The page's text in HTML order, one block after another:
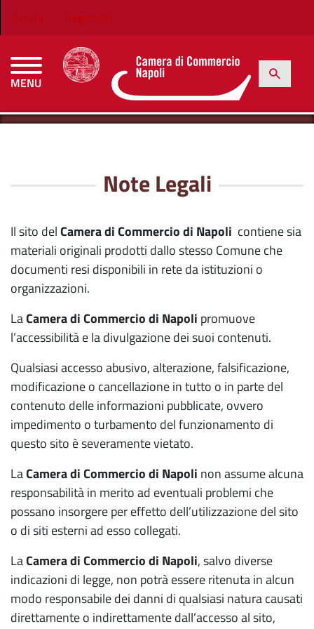
Menu profilo utente
Accedi Registrati
MENU
CAMERE DI COMMERCIO D'ITALIA
Cerca
h
Note Legali
Il sito delCamera di Commercio di Napoli contiene sia
materiali originali prodotti dallo stesso Comune che
documenti resi disponibili in rete da istituzioni o
organizzazioni.
LaCamera di Commercio di Napoli promuove
l’accessibilità e la divulgazione dei suoi contenuti.
Qualsiasi accesso abusivo, alterazione, falsificazione,
modificazione o cancellazione in tutto o in parte del
contenuto delle informazioni pubblicate, ovvero
impedimento o turbamento del funzionamento di
questo sito è severamente vietato.
LaCamera di Commercio di Napoli non assume alcuna
responsabilità in merito ad eventuali problemi che
possano insorgere per effetto dell’utilizzazione del sito
o di siti esterni ad esso collegati.
LaCamera di Commercio di Napoli, salvo diverse
indicazioni di legge, non potrà essere ritenuta in alcun
modo responsabile dei danni di qualsiasi natura causati
direttamente o indirettamente dall’accesso al sito,